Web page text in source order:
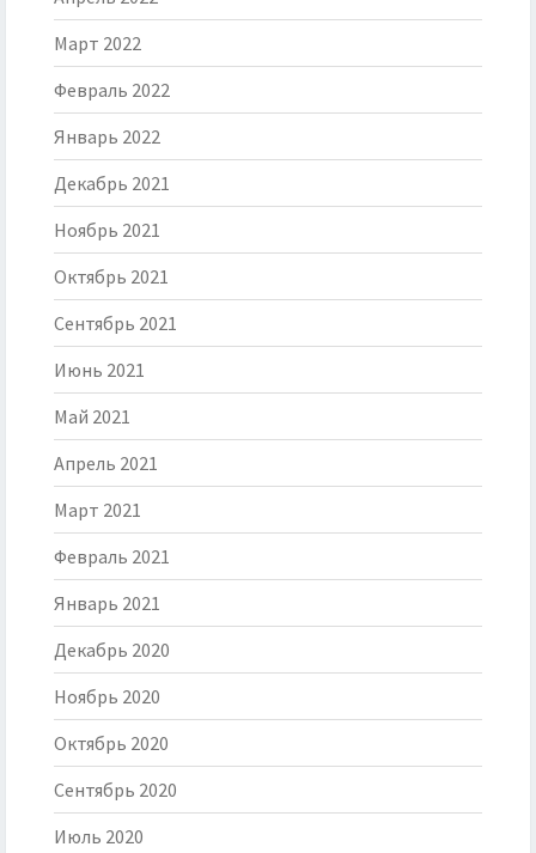
Март 2022
Февраль 2022
Январь 2022
Декабрь 2021
Ноябрь 2021
Октябрь 2021
Сентябрь 2021
Июнь 2021
Май 2021
Апрель 2021
Март 2021
Февраль 2021
Январь 2021
Декабрь 2020
Ноябрь 2020
Октябрь 2020
Сентябрь 2020
Июль 2020